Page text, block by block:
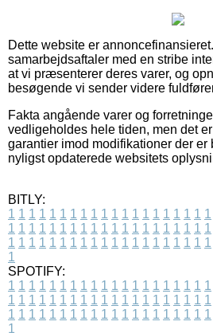
Dette website er
samarbejdsaftaler med en stribe
at vi præsenterer deres varer, og
besøgende vi sender videre
Fakta angående varer og
vedligeholdes hele tiden, men det
garantier imod modifikationer der er
nyligst opdaterede websitets
BITLY:
1 1 1 1 1 1 1 1 1 1 1 1 1 1 1 1 1 1 1 1
1 1 1 1 1 1 1 1 1 1 1 1 1 1 1 1 1 1 1 1
1 1 1 1 1 1 1 1 1 1 1 1 1 1 1 1 1 1 1 1
1
SPOTIFY:
1 1 1 1 1 1 1 1 1 1 1 1 1 1 1 1 1 1 1 1
1 1 1 1 1 1 1 1 1 1 1 1 1 1 1 1 1 1 1 1
1 1 1 1 1 1 1 1 1 1 1 1 1 1 1 1 1 1 1 1
1